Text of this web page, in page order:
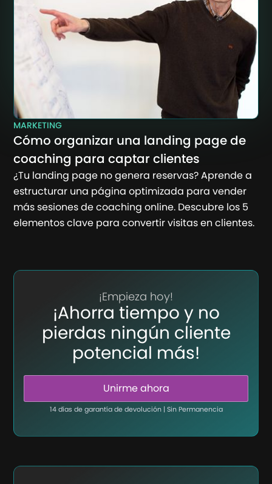
MARKETING
Cómo organizar una landing page de
coaching para captar clientes
¿Tu landing page no genera reservas? Aprende a
estructurar una página optimizada para vender
más sesiones de coaching online. Descubre los 5
elementos clave para convertir visitas en clientes.
¡Empieza hoy!
¡Ahorra tiempo y no
pierdas ningún cliente
potencial más!
Unirme ahora
14 días de garantía de devolución | Sin Permanencia